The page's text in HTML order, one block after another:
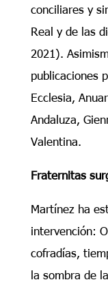
conciliares y
Real y de las
2021).
publicaciones
Ecclesia,
Andaluza,
Valentina.
Fraternitas
Martínez ha
intervención:
cofradías,
la sombra de